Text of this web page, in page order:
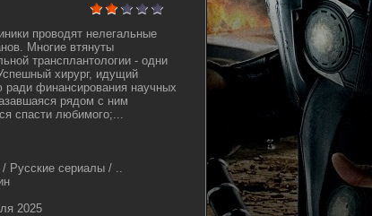
проводят нелегальные
Многие втянуты
трансплантологии - одни
хирург, идущий
финансирования научных
рядом с ним
спасти любимого;...
Русские сериалы / ..
2025